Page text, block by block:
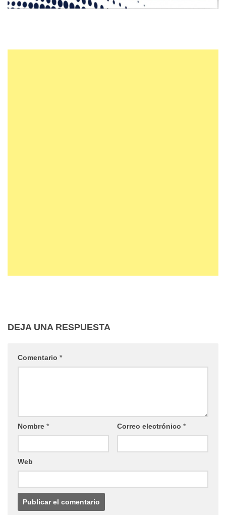
DEJA UNA RESPUESTA
Comentario *
Nombre * Correo electrónico *
Web